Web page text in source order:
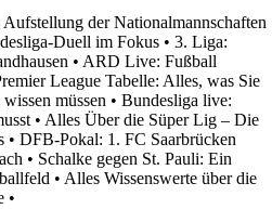
der Nationalmannschaften
Duell im Fokus • 3. Liga:
• ARD Live: Fußball
League Tabelle: Alles, was Sie
müssen • Bundesliga live:
• Alles Über die Süper Lig – Die
• DFB-Pokal: 1. FC Saarbrücken
• Schalke gegen St. Pauli: Ein
• Alles Wissenswerte über die
•